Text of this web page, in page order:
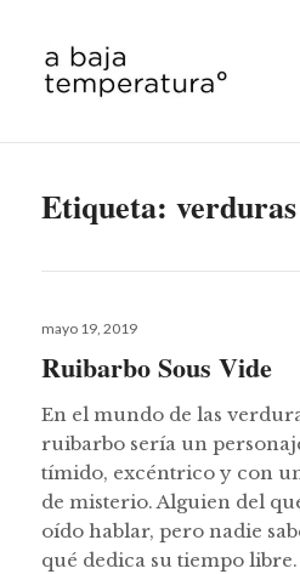
Etiqueta:verduras
Publicado
mayo 19, 2019
Ruibarbo Sous Vide
En el mundo de las
ruibarbo sería un
tímido, excéntrico y con
de misterio. Alguien del
oído hablar, pero nadie
qué dedica su tiempo